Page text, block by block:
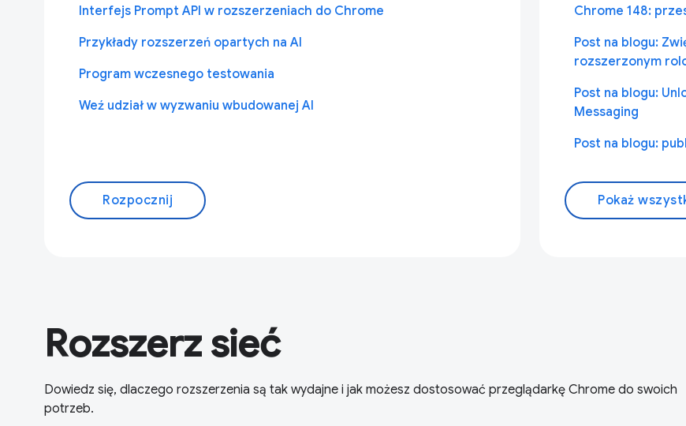
Interfejs Prompt API w rozszerzeniach do Chrome
Przykłady rozszerzeń opartych na AI
Program wczesnego testowania
Weź udział w wyzwaniu wbudowanej AI
Rozpocznij
Chrome 148:
Post na blogu:
rozszerzonym
Post na blogu:
Messaging
Post na blogu:
Pokaż
Rozszerz sieć
Dowiedz się, dlaczego rozszerzenia są tak wydajne i jak możesz dostosować przeglądarkę Chrome do swoich
potrzeb.